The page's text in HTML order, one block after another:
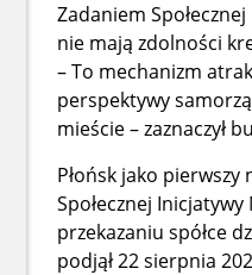
Zadaniem
nie mają zdolności
– To mechanizm
perspektywy
mieście – zaznaczył
Płońsk jako
Społecznej
przekazaniu spółce
podjął 22 sierpnia